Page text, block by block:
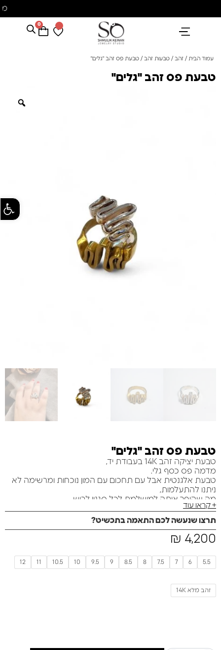
0
עמוד הבית / זהב / טבעות זהב / טבעת פס זהב "גלים"
טבעת פס זהב "גלים"
טבעת פס זהב "גלים"
טבעת יציקה זהב 14K בעבודת יד,
מדמה פס כסף גלי.
טבעת אלגנטית אבל עם תחכום עם המון נוכחות ומרשימה לא
ניתנו להתעלמות,
מה שהופך אותה למושלמת לכל סגנון לבוש.
מדהימה ליום יום ולאירועים מיוחדים…
משקל הטבעת 8.16 גרם
אספקה עד 10 ימי עסקים
+ קראו עוד
תרצו שנעשה לכם התאמה בתכשיט?
₪ 4,200
5.5
6
7
7.5
8
8.5
9
9.5
10
10.5
11
12
זהב מלא 14K
פתח